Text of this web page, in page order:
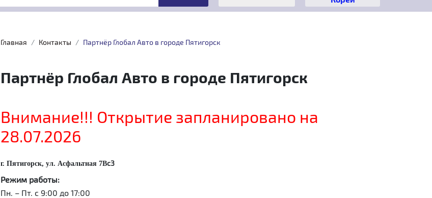
Главная Контакты Партнёр Глобал Авто в городе Пятигорск
Партнёр Глобал Авто в городе Пятигорск
Внимание!!! Открытие запланировано на
28.07.2026
г. Пятигорск, ул. Асфальтная 7Вс3
Режим работы:
Пн. – Пт. с 9:00 до 17:00